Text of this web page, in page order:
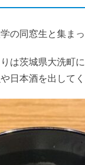
の同窓生と集ま
は茨城県大洗町
日本酒を出して